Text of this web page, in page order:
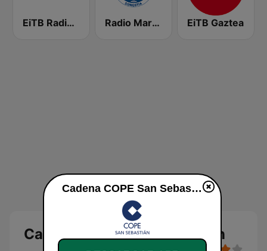
EiTB Radio Euskadi Radio Marca Donostia EiTB Gaztea
Cadena COPE San Sebastián
Cadena COPE San Sebastián en vivo